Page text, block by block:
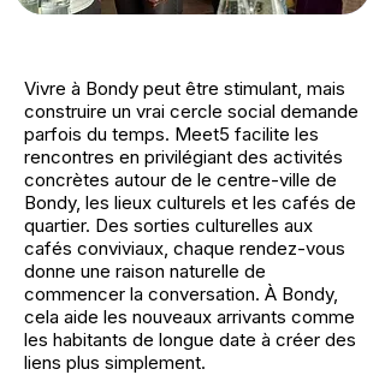
Vivre à Bondy peut être stimulant, mais
construire un vrai cercle social demande
parfois du temps. Meet5 facilite les
rencontres en privilégiant des activités
concrètes autour de le centre-ville de
Bondy, les lieux culturels et les cafés de
quartier. Des sorties culturelles aux
cafés conviviaux, chaque rendez-vous
donne une raison naturelle de
commencer la conversation. À Bondy,
cela aide les nouveaux arrivants comme
les habitants de longue date à créer des
liens plus simplement.